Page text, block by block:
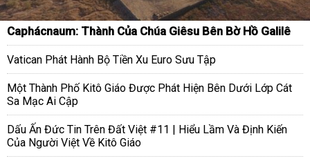
Caphácnaum: Thành Của Chúa Giêsu Bên Bờ Hồ Galilê
Vatican Phát Hành Bộ Tiền Xu Euro Sưu Tập
Một Thành Phố Kitô Giáo Được Phát Hiện Bên Dưới Lớp Cát
Sa Mạc Ai Cập
Dấu Ấn Đức Tin Trên Đất Việt #11 | Hiểu Lầm Và Định Kiến
Của Người Việt Về Kitô Giáo